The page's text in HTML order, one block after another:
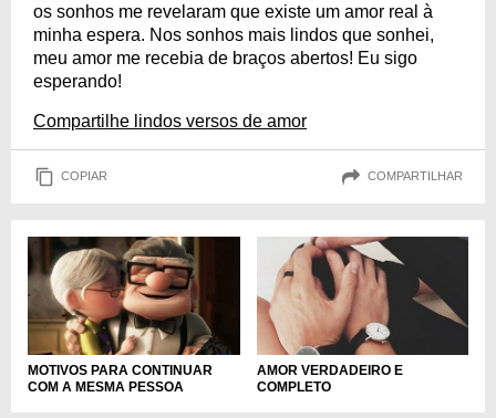
os sonhos me revelaram que existe um amor real à
minha espera. Nos sonhos mais lindos que sonhei,
meu amor me recebia de braços abertos! Eu sigo
esperando!
Compartilhe lindos versos de amor
COPIAR COMPARTILHAR
MOTIVOS PARA CONTINUAR
COM A MESMA PESSOA
AMOR VERDADEIRO E
COMPLETO